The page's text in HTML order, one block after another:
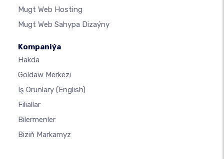
Mugt Web Hosting
Mugt Web Sahypa Dizaýny
Kompaniýa
Hakda
Goldaw Merkezi
Iş Orunlary (English)
Filiallar
Bilermenler
Biziň Markamyz